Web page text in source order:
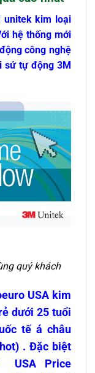
unitek kim loại
hệ thống mới
công nghệ
sứ tự động 3M
quý khách
USA kim
dưới 25 tuổi
tế á châu
. Đặc biệt
USA Price